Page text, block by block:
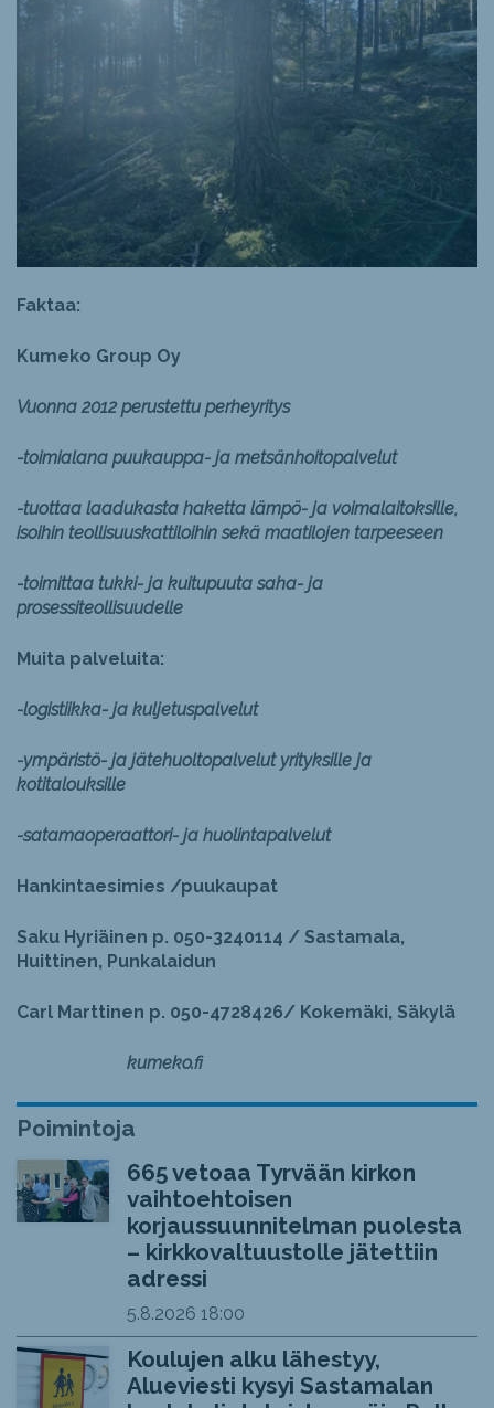
Faktaa:
Kumeko Group Oy
Vuonna 2012 perustettu perheyritys
-toimialana puukauppa- ja metsänhoitopalvelut
-tuottaa laadukasta haketta lämpö- ja voimalaitoksille,
isoihin teollisuuskattiloihin sekä maatilojen tarpeeseen
-toimittaa tukki- ja kuitupuuta saha- ja
prosessiteollisuudelle
Muita palveluita:
-logistiikka- ja kuljetuspalvelut
-ympäristö- ja jätehuoltopalvelut yrityksille ja
kotitalouksille
-satamaoperaattori- ja huolintapalvelut
Hankintaesimies /puukaupat
Saku Hyriäinen p. 050-3240114 / Sastamala,
Huittinen, Punkalaidun
Carl Marttinen p. 050-4728426/ Kokemäki, Säkylä
kumeko.fi
Poimintoja
665 vetoaa Tyrvään kirkon
vaihtoehtoisen
korjaussuunnitelman puolesta
– kirkkovaltuustolle jätettiin
adressi
5.8.2026 18:00
Koulujen alku lähestyy,
Alueviesti kysyi Sastamalan